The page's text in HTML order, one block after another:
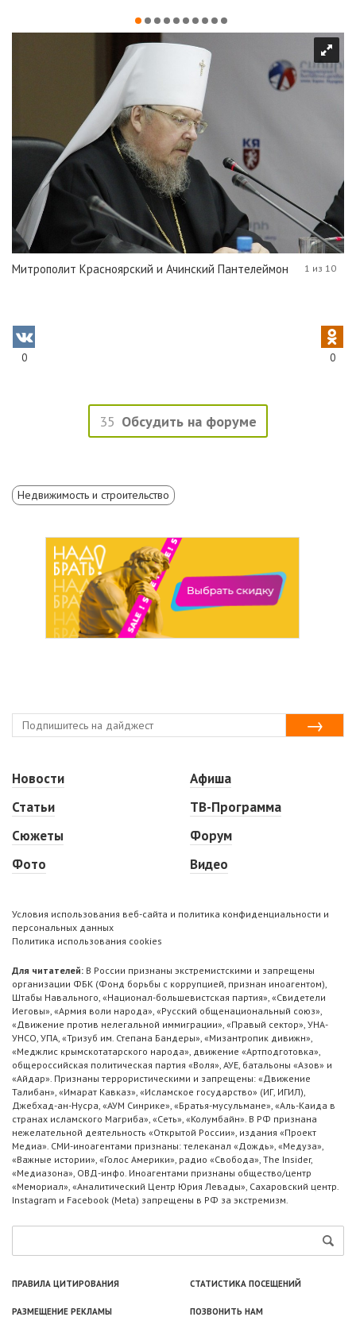
Митрополит Красноярский и Ачинский Пантелеймон 1 из 10
0 0
35 Обсудить на форуме
Недвижимость и строительство
Новости
Статьи
Сюжеты
Фото
Афиша
ТВ-Программа
Форум
Видео
Условия использования веб-сайта и политика конфиденциальности и
персональных данных
Политика использования cookies
Для читателей: В России признаны экстремистскими и запрещены
организации ФБК (Фонд борьбы с коррупцией, признан иноагентом),
Штабы Навального, «Национал-большевистская партия», «Свидетели
Иеговы», «Армия воли народа», «Русский общенациональный союз»,
«Движение против нелегальной иммиграции», «Правый сектор», УНА-
УНСО, УПА, «Тризуб им. Степана Бандеры», «Мизантропик дивижн»,
«Меджлис крымскотатарского народа», движение «Артподготовка»,
общероссийская политическая партия «Воля», АУЕ, батальоны «Азов» и
«Айдар». Признаны террористическими и запрещены: «Движение
Талибан», «Имарат Кавказ», «Исламское государство» (ИГ, ИГИЛ),
Джебхад-ан-Нусра, «АУМ Синрике», «Братья-мусульмане», «Аль-Каида в
странах исламского Магриба», «Сеть», «Колумбайн». В РФ признана
нежелательной деятельность «Открытой России», издания «Проект
Медиа». СМИ-иноагентами признаны: телеканал «Дождь», «Медуза»,
«Важные истории», «Голос Америки», радио «Свобода», The Insider,
«Медиазона», ОВД-инфо. Иноагентами признаны общество/центр
«Мемориал», «Аналитический Центр Юрия Левады», Сахаровский центр.
Instagram и Facebook (Metа) запрещены в РФ за экстремизм.
ПРАВИЛА ЦИТИРОВАНИЯ СТАТИСТИКА ПОСЕЩЕНИЙ
РАЗМЕЩЕНИЕ РЕКЛАМЫ ПОЗВОНИТЬ НАМ